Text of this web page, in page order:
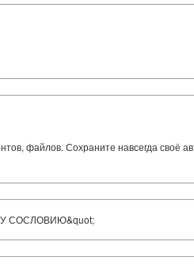
файлов. Сохраните навсегда своё
СОСЛОВИЮ&quot;